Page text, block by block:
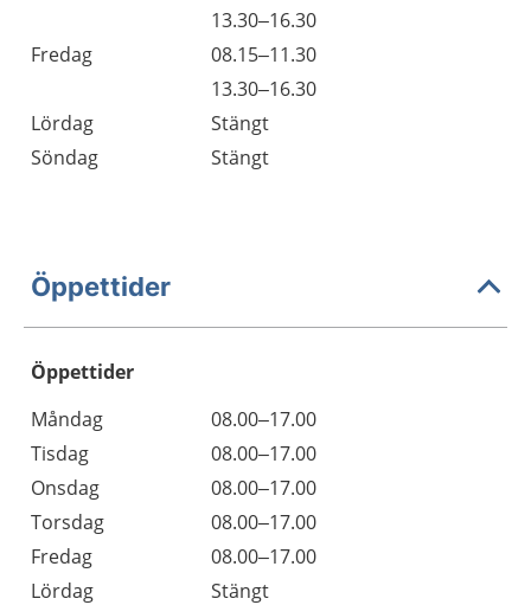
13.30–16.30
Fredag
08.15–11.30
13.30–16.30
Lördag
Stängt
Söndag
Stängt
Öppettider
Öppettider
Dag
Öppettider
Kommentarer
Måndag
08.00–17.00
Tisdag
08.00–17.00
Onsdag
08.00–17.00
Torsdag
08.00–17.00
Fredag
08.00–17.00
Lördag
Stängt